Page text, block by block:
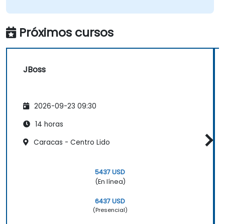
Próximos cursos
JBoss
2026-09-23 09:30
14 horas
Caracas - Centro Lido
5437 USD
(En línea)
6437 USD
(Presencial)